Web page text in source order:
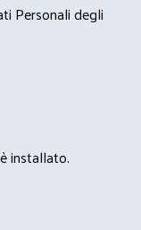
Personali degli
installato.